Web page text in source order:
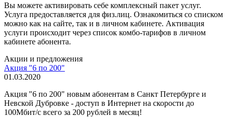
Вы можете активировать себе комплексный пакет услуг.
Услуга предоставляется для физ.лиц. Ознакомиться со списком
можно как на сайте, так и в личном кабинете. Активация
услуги происходит через список комбо-тарифов в личном
кабинете абонента.
Акции и предложения
Акция "6 по 200"
01.03.2020
Акция "6 по 200" новым абонентам в Санкт Петербурге и
Невской Дубровке - доступ в Интернет на скорости до
100Мбит/с всего за 200 рублей в месяц!